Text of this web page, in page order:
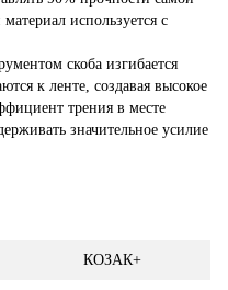
используется с
скоба изгибается
к ленте, создавая высокое
трения в месте
значительное усилие
КОЗАК+